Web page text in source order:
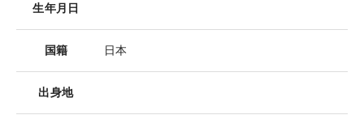
生年月日
国籍 日本
出身地